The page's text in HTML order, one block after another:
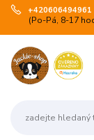
+420606494961
(Po-Pá, 8-17